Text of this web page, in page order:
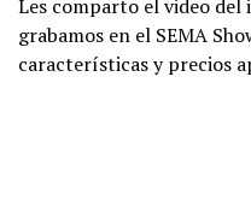
Les comparto el video
grabamos en el SEMA
características y precios